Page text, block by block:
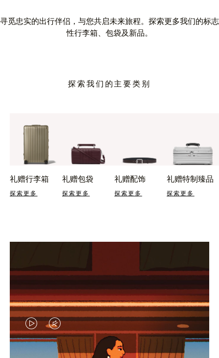
寻觅忠实的出行伴侣，与您共启未来旅程。探索更多我们的标志
性行李箱、包袋及新品。
探索我们的主要类别
礼赠行李箱
探索更多
礼赠包袋
探索更多
礼赠配饰
探索更多
礼赠特制臻品
探索更多
视
频
视
频